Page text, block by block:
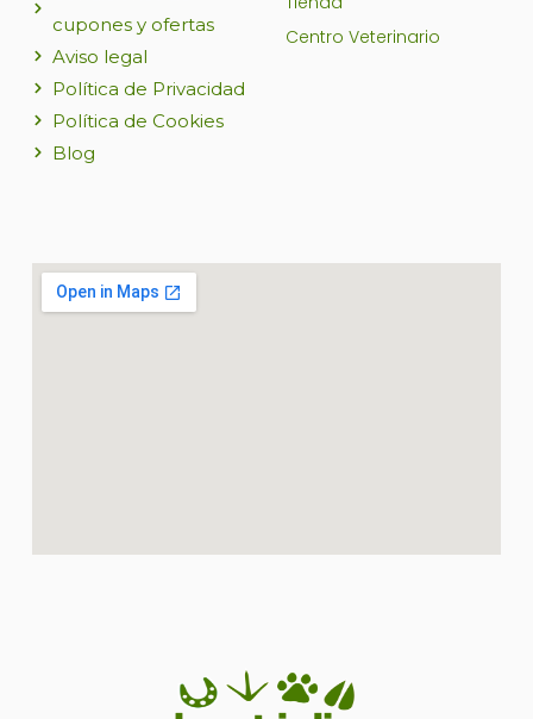
cupones y ofertas
Aviso legal
Política de Privacidad
Política de Cookies
Blog
Centro Veterinario